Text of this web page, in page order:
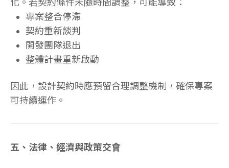
專案整合停滯
契約重新談判
開發團隊退出
整體計畫重新啟動
因此，設計契約時應預留合理調整機制，確保專案
可持續運作。
五、法律、經濟與政策交會